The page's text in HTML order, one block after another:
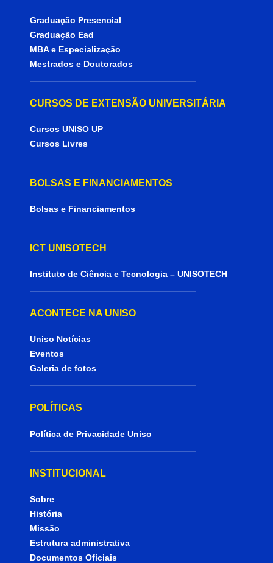
Graduação Presencial
Graduação Ead
MBA e Especialização
Mestrados e Doutorados
CURSOS DE EXTENSÃO UNIVERSITÁRIA
Cursos UNISO UP
Cursos Livres
BOLSAS E FINANCIAMENTOS
Bolsas e Financiamentos
ICT UNISOTECH
Instituto de Ciência e Tecnologia – UNISOTECH
ACONTECE NA UNISO
Uniso Notícias
Eventos
Galeria de fotos
POLÍTICAS
Política de Privacidade Uniso
INSTITUCIONAL
Sobre
História
Missão
Estrutura administrativa
Documentos Oficiais